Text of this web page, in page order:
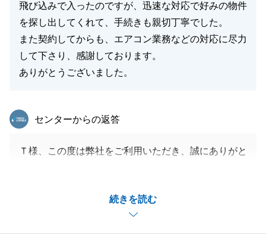
閉じる
飛び込みで入ったのですが、迅速な対応で好みの物件
を探し出してくれて、手続きも親切丁寧でした。
また契約してからも、エアコン業務などの対応に尽力
して下さり、感謝しております。
ありがとうございました。
続きを読む
東急リバブル
センターからの返答
Ｔ様、この度は弊社をご利用いただき、誠にありがと
約いただけて私も嬉しく思っております。
私自身も大変気に入ったお部屋でした。